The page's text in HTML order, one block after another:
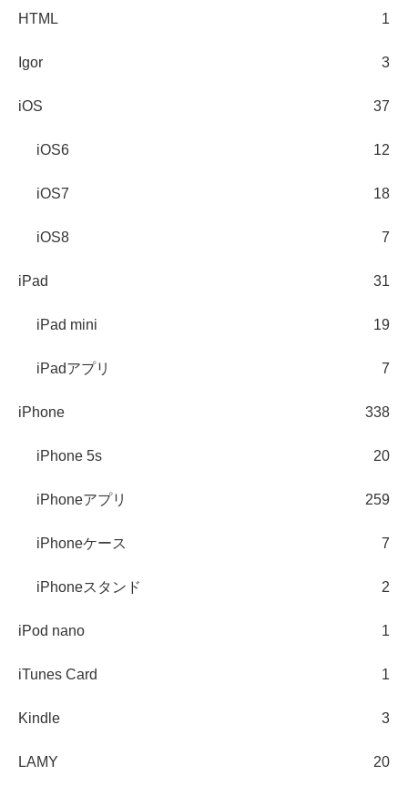
HTML 1
Igor 3
iOS 37
iOS6 12
iOS7 18
iOS8 7
iPad 31
iPad mini 19
iPadアプリ 7
iPhone 338
iPhone 5s 20
iPhoneアプリ 259
iPhoneケース 7
iPhoneスタンド 2
iPod nano 1
iTunes Card 1
Kindle 3
LAMY 20